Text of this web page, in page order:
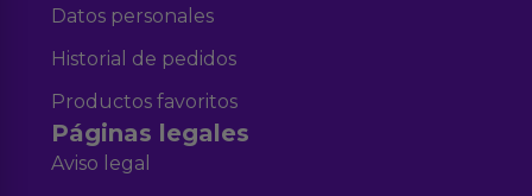
Datos personales
Historial de pedidos
Productos favoritos
Páginas legales
Aviso legal